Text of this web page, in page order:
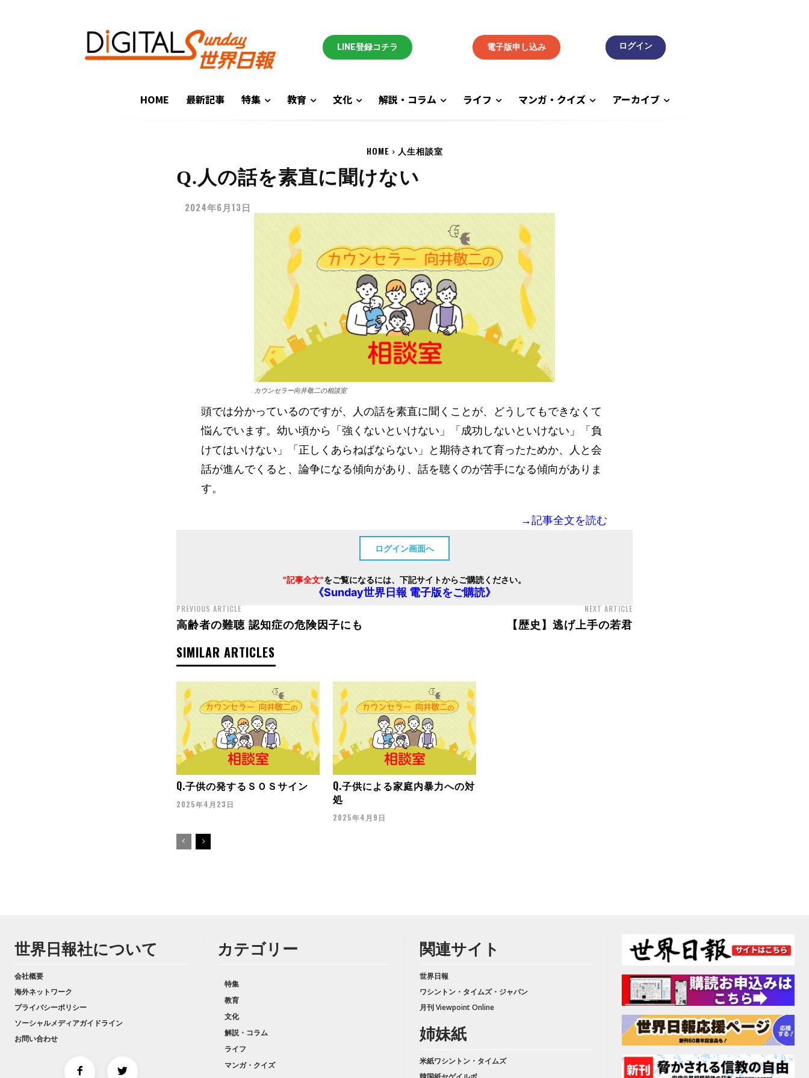
LINE登録コチラ 電子版申し込み
HOME 最新記事 特集 教育 文化 解説・コラム ライフ マンガ・クイズ アーカイブ
HOME 人生相談室
Q.人の話を素直に聞けない
2024年6月13日
カウンセラー向井敬二の相談室
頭では分かっているのですが、人の話を素直に聞くことが、どうしてもできなくて
悩んでいます。幼い頃から「強くないといけない」「成功しないといけない」「負
けてはいけない」「正しくあらねばならない」と期待されて育ったためか、人と会
話が進んでくると、論争になる傾向があり、話を聴くのが苦手になる傾向がありま
す。
→記事全文を読む
ログイン画面へ
"記事全文"をご覧になるには、下記サイトからご購読ください。
《Sunday世界日報 電子版をご購読》
PREVIOUS ARTICLE
高齢者の難聴 認知症の危険因子にも
NEXT ARTICLE
【歴史】逃げ上手の若君
SIMILAR ARTICLES
Q.子供の発するＳＯＳサイン
2025年4月23日
Q.子供による家庭内暴力への対
処
2025年4月9日
世界日報社について
会社概要
海外ネットワーク
プライバシーポリシー
ソーシャルメディアガイドライン
お問い合わせ
カテゴリー
特集
教育
文化
解説・コラム
ライフ
マンガ・クイズ
関連サイト
世界日報
ワシントン・タイムズ・ジャパン
月刊 Viewpoint Online
姉妹紙
米紙ワシントン・タイムズ